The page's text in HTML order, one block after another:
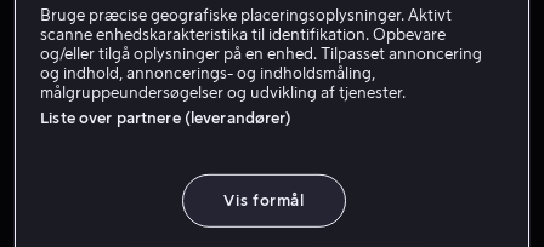
Lej 49 kr
Køb 109 kr
Bruge præcise geografiske placeringsoplysninger. Aktivt
scanne enhedskarakteristika til identifikation. Opbevare
og/eller tilgå oplysninger på en enhed. Tilpasset annoncering
og indhold, annoncerings- og indholdsmåling,
målgruppeundersøgelser og udvikling af tjenester.
Liste over partnere (leverandører)
Vis formål